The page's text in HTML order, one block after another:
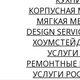
КОРПУСНАЯ
МЯГКАЯ
DESIGN
УСЛУГИ
РЕМОНТНЫЕ
УСЛУГИ